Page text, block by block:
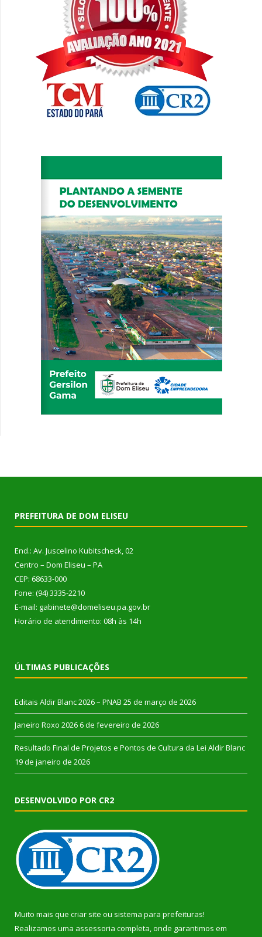
PREFEITURA DE DOM ELISEU
End.: Av. Juscelino Kubitscheck, 02
Centro – Dom Eliseu – PA
CEP: 68633-000
Fone: (94) 3335-2210
E-mail: gabinete@domeliseu.pa.gov.br
Horário de atendimento: 08h às 14h
ÚLTIMAS PUBLICAÇÕES
Editais Aldir Blanc 2026 – PNAB 25 de março de 2026
Janeiro Roxo 2026 6 de fevereiro de 2026
Resultado Final de Projetos e Pontos de Cultura da Lei Aldir Blanc
19 de janeiro de 2026
DESENVOLVIDO POR CR2
Muito mais que criar site ou sistema para prefeituras!
Realizamos uma assessoria completa, onde garantimos em